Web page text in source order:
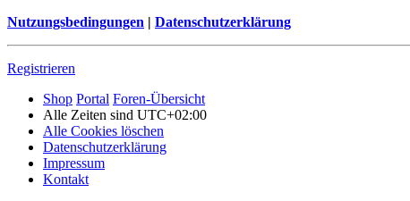
Nutzungsbedingungen | Datenschutzerklärung
Registrieren
Shop Portal Foren-Übersicht
Alle Zeiten sind UTC+02:00
Alle Cookies löschen
Datenschutzerklärung
Impressum
Kontakt